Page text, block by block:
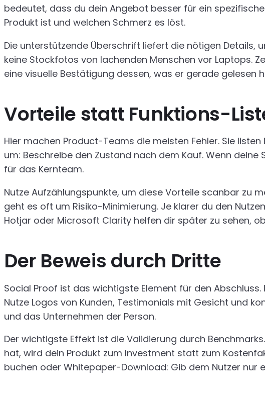
bedeutet, dass du dein Angebot besser für ein
Produkt ist und welchen Schmerz es löst.
Die unterstützende Überschrift liefert die nötigen Details,
keine Stockfotos von lachenden Menschen vor Laptops.
eine visuelle Bestätigung dessen, was er gerade gelesen
Vorteile statt Funktions-
Hier machen Product-Teams die meisten Fehler. Sie
um: Beschreibe den Zustand nach dem Kauf. Wenn
für das Kernteam.
Nutze Aufzählungspunkte, um diese Vorteile scanbar zu
geht es oft um Risiko-Minimierung. Je klarer du den
Hotjar oder Microsoft Clarity helfen dir später zu sehen,
Der Beweis durch Dritte
Social Proof ist das wichtigste Element für den
Nutze Logos von Kunden, Testimonials mit Gesicht und
und das Unternehmen der Person.
Der wichtigste Effekt ist die Validierung durch
hat, wird dein Produkt zum Investment statt zum
buchen oder Whitepaper-Download: Gib dem Nutzer nur